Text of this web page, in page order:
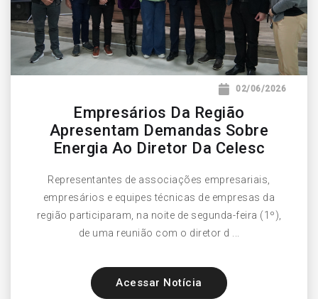
02/06/2026
Empresários Da Região
Apresentam Demandas Sobre
Energia Ao Diretor Da Celesc
Representantes de associações empresariais,
empresários e equipes técnicas de empresas da
região participaram, na noite de segunda-feira (1º),
de uma reunião com o diretor d ...
Acessar Notícia